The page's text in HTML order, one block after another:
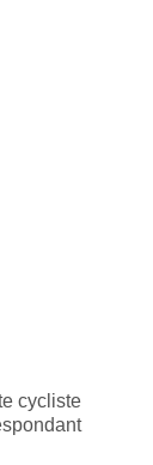
cycliste